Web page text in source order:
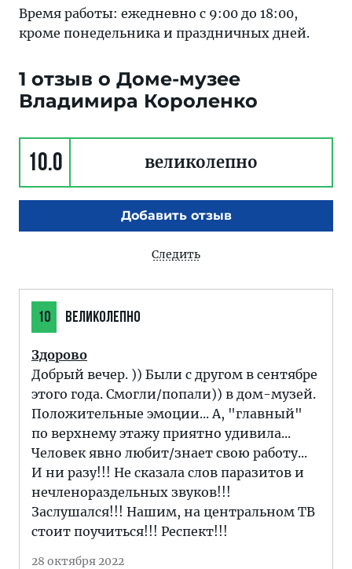
Время работы: ежедневно с 9:00 до 18:00,
кроме понедельника и праздничных дней.
1 отзыв о Доме-музее
Владимира Короленко
10.0 великолепно
Добавить отзыв
Следить
10 ВЕЛИКОЛЕПНО
Здорово
Добрый вечер. )) Были с другом в сентябре
этого года. Смогли/попали)) в дом-музей.
Положительные эмоции... А, "главный"
по верхнему этажу приятно удивила...
Человек явно любит/знает свою работу...
И ни разу!!! Не сказала слов паразитов и
нечленораздельных звуков!!!
Заслушался!!! Нашим, на центральном ТВ
стоит поучиться!!! Респект!!!
28 октября 2022